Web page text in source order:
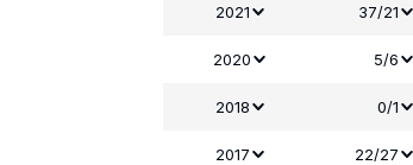
2021 37/21
2020 5/6
2018 0/1
2017 22/27